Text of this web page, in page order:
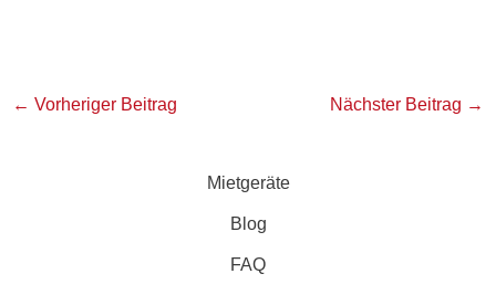
← Vorheriger Beitrag Nächster Beitrag →
Mietgeräte
Blog
FAQ